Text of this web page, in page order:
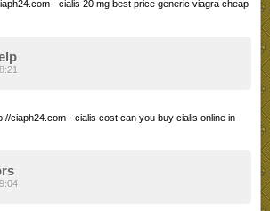
- cialis 20 mg best price generic viagra cheap
ciaph24.com - cialis cost can you buy cialis online in